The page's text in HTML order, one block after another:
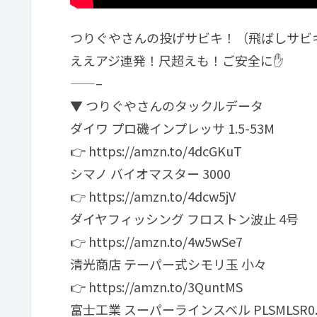
つりぐやさんの投げサビキ！（飛ばしサビ
ええアジ連発！尺超えも！ご安全に✋
——–
▼ つりぐやさんのタックルデータ
ダイワ プロ磯インプレッサ 1.5-53M
👉 https://amzn.to/4dcGKuT
シマノ バイオマスター 3000
👉 https://amzn.to/4dcw5jV
ダイヤフィッシング フロストン波止 4号
👉 https://amzn.to/4w5wSe7
清光商店 テーパー式シモリ玉 小々
👉 https://amzn.to/3QuntMS
富士工業 スーパーラインスベル